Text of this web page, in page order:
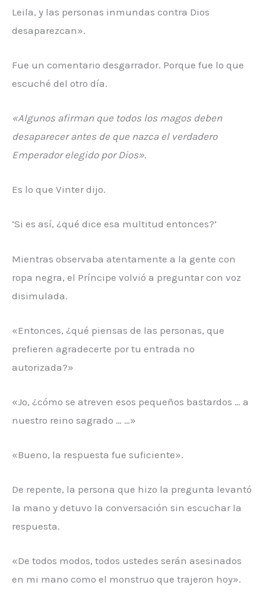
Leila, y las personas inmundas contra Dios
desaparezcan».
Fue un comentario desgarrador. Porque fue lo que
escuché del otro día.
«Algunos afirman que todos los magos deben
desaparecer antes de que nazca el verdadero
Emperador elegido por Dios».
Es lo que Vinter dijo.
‘Si es así, ¿qué dice esa multitud entonces?’
Mientras observaba atentamente a la gente con
ropa negra, el Príncipe volvió a preguntar con voz
disimulada.
«Entonces, ¿qué piensas de las personas, que
prefieren agradecerte por tu entrada no
autorizada?»
«Jo, ¿cómo se atreven esos pequeños bastardos … a
nuestro reino sagrado … …»
«Bueno, la respuesta fue suficiente».
De repente, la persona que hizo la pregunta levantó
la mano y detuvo la conversación sin escuchar la
respuesta.
«De todos modos, todos ustedes serán asesinados
en mi mano como el monstruo que trajeron hoy».